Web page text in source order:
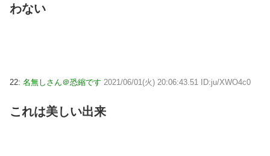
わない
22: 名無しさん＠恐縮です 2021/06/01(火) 20:06:43.51 ID:ju/XWO4c0
これは美しい出来